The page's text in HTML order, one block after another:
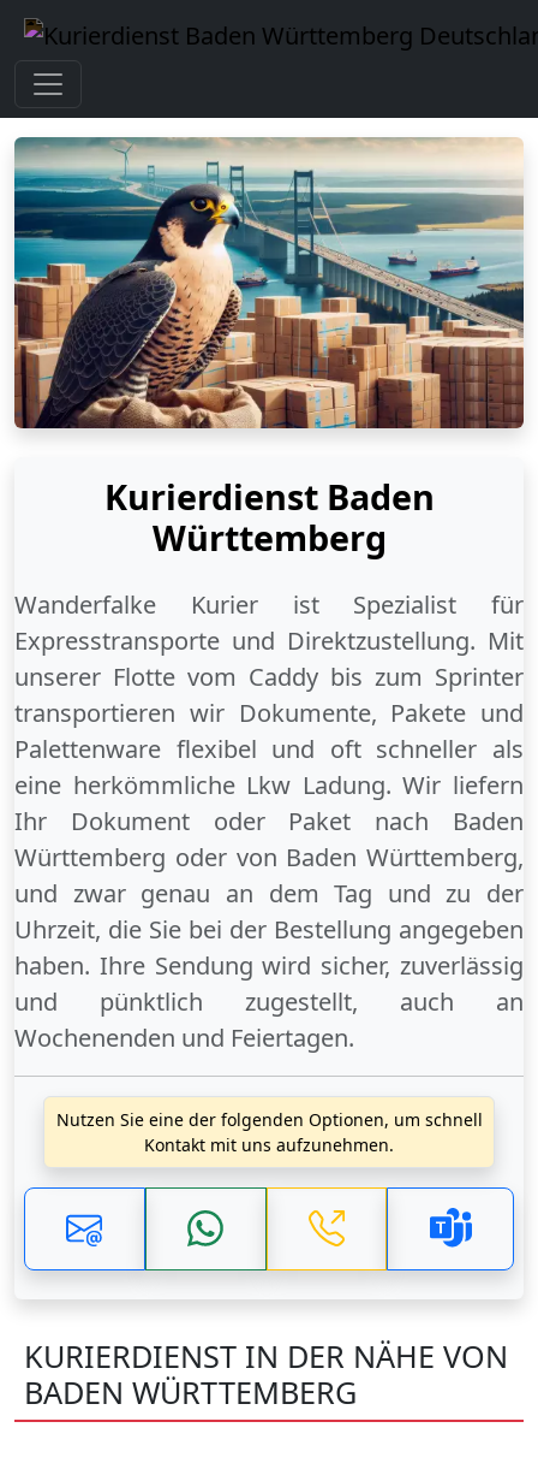
Kurierdienst Baden
Württemberg
Wanderfalke Kurier ist Spezialist für
Expresstransporte und Direktzustellung. Mit
unserer Flotte vom Caddy bis zum Sprinter
transportieren wir Dokumente, Pakete und
Palettenware flexibel und oft schneller als
eine herkömmliche Lkw Ladung. Wir liefern
Ihr Dokument oder Paket nach Baden
Württemberg oder von Baden Württemberg,
und zwar genau an dem Tag und zu der
Uhrzeit, die Sie bei der Bestellung angegeben
haben. Ihre Sendung wird sicher, zuverlässig
und pünktlich zugestellt, auch an
Wochenenden und Feiertagen.
Nutzen Sie eine der folgenden Optionen, um schnell
Kontakt mit uns aufzunehmen.
KURIERDIENST IN DER NÄHE VON
BADEN WÜRTTEMBERG